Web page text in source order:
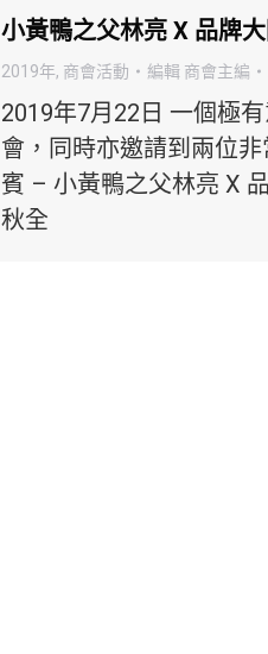
小黃鴨之父林亮 X 品牌
2019年, 商會活動 編輯 商會主編
2019年7月22日 一個極
會，同時亦邀請到兩位
賓 – 小黃鴨之父林亮 X
秋全